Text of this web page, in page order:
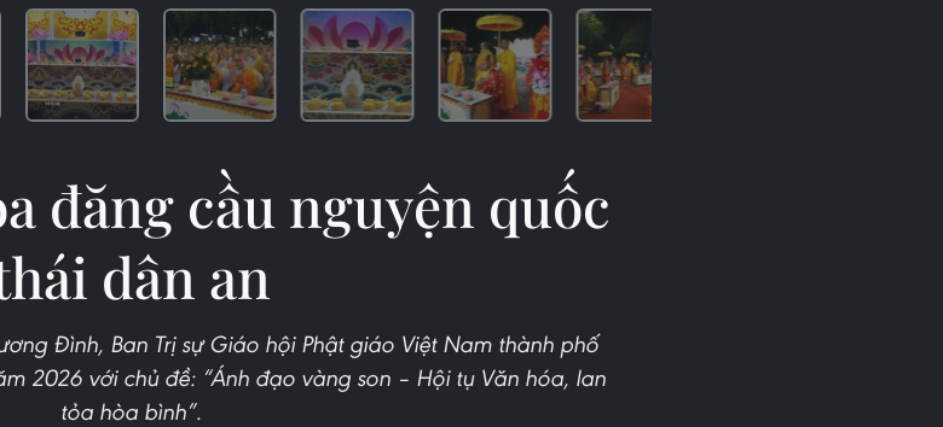
đăng cầu nguyện quốc
dân an
Đình, Ban Trị sự Giáo hội Phật giáo Việt Nam thành phố
2026 với chủ đề: “Ánh đạo vàng son – Hội tụ Văn hóa, lan
tỏa hòa bình”.